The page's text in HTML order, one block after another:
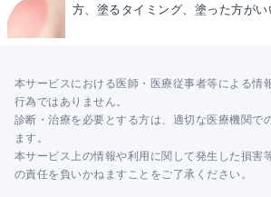
方、塗るタイミング、塗った方がい
本サービスにおける医師・医療従事者等による情
行為ではありません。
診断・治療を必要とする方は、適切な医療機関で
ます。
本サービス上の情報や利用に関して発生した損害
の責任を負いかねますことをご了承ください。